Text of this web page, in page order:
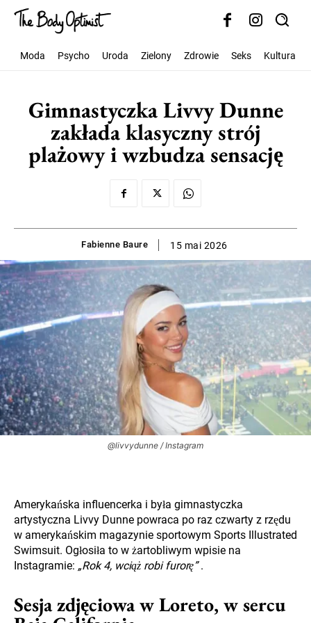
Moda Psycho Uroda Zielony Zdrowie Seks Kultura
Gimnastyczka Livvy Dunne
zakłada klasyczny strój
plażowy i wzbudza sensację
Fabienne Baure 15 mai 2026
@livvydunne / Instagram
Amerykańska influencerka i była gimnastyczka
artystyczna Livvy Dunne powraca po raz czwarty z rzędu
w amerykańskim magazynie sportowym Sports Illustrated
Swimsuit. Ogłosiła to w żartobliwym wpisie na
Instagramie: „Rok 4, wciąż robi furorę”.
Sesja zdjęciowa w Loreto, w sercu